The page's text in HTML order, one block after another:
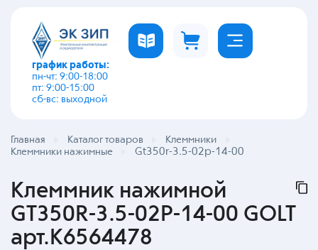
график работы:
пн-чт: 9:00-18:00
пт: 9:00-15:00
сб-вс: выходной
Главная Каталог товаров
Клеммники
Клеммники нажимные
Gt350r-3.5-02p-14-00
Клеммник нажимной
GT350R-3.5-02P-14-00 GOLT
арт.K6564478